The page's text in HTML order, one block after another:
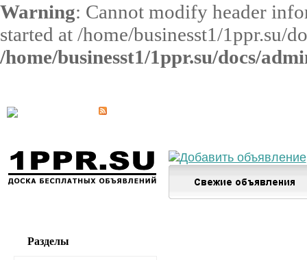
Warning: Cannot modify header
started at /home/businesst1/1ppr.su/
/home/businesst1/1ppr.su/docs/
Разделы